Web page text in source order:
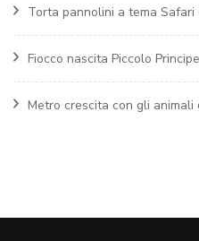
Torta pannolini a tema
Fiocco nascita Piccolo
Metro crescita con gli animali